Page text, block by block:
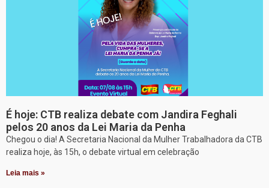
É hoje: CTB realiza debate com Jandira Feghali
pelos 20 anos da Lei Maria da Penha
Chegou o dia! A Secretaria Nacional da Mulher Trabalhadora da CTB
realiza hoje, às 15h, o debate virtual em celebração
Leia mais »